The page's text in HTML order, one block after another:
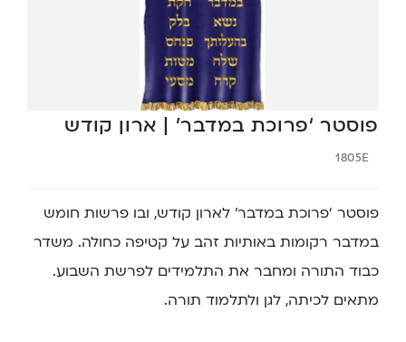
פוסטר ‘פרוכת במדבר’ | ארון קודש
1805E
פוסטר ‘פרוכת במדבר’ לארון קודש, ובו פרשות חומש
במדבר רקומות באותיות זהב על קטיפה כחולה. משדר
כבוד התורה ומחבר את התלמידים לפרשת השבוע.
מתאים לכיתה, לגן ולתלמוד תורה.